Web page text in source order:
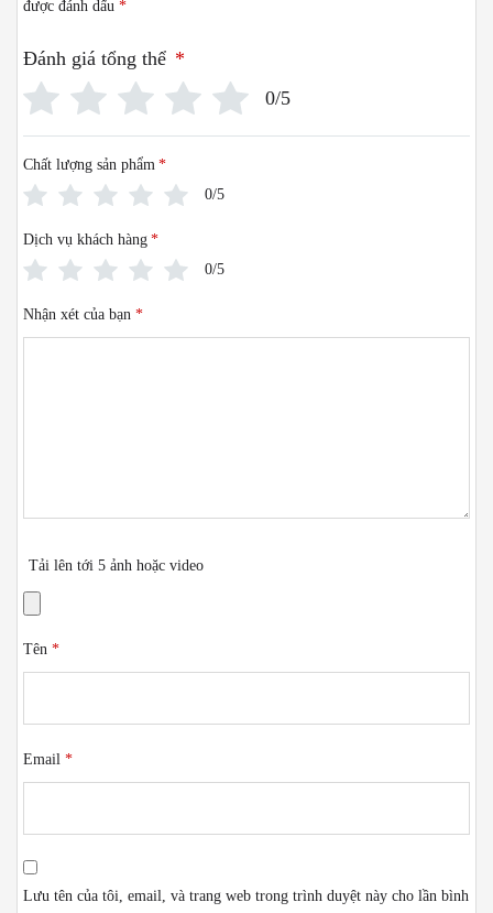
được đánh dấu *
Đánh giá tổng thể *
0/5
Chất lượng sản phẩm *
0/5
Dịch vụ khách hàng *
0/5
Nhận xét của bạn *
Tải lên tới 5 ảnh hoặc video
Tên *
Email *
Lưu tên của tôi, email, và trang web trong trình duyệt này cho lần bình